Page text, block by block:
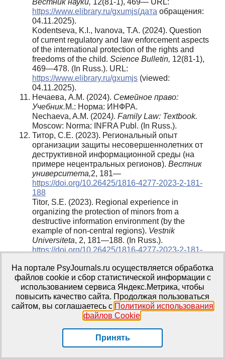
Вестник науки, 12(81-1), 469— URL:
https://www.elibrary.ru/gxumjs(дата обращения:
04.11.2025).
Kodentseva, K.I., Ivanova, T.A. (2024). Question
of current regulatory and law enforcement aspects
of the international protection of the rights and
freedoms of the child. Science Bulletin, 12(81-1),
469—478. (In Russ.). URL:
https://www.elibrary.ru/gxumjs (viewed:
04.11.2025).
Нечаева, А.М. (2024). Семейное право:
Учебник.М.: Норма: ИНФРА.
Nechaeva, A.M. (2024). Family Law: Textbook.
Moscow: Norma: INFRA Publ. (In Russ.).
Титор, С.Е. (2023). Региональный опыт
организации защиты несовершеннолетних от
деструктивной информационной среды (на
примере нецентральных регионов). Вестник
университета,2, 181—
https://doi.org/10.26425/1816-4277-2023-2-181-
188
Titor, S.E. (2023). Regional experience in
organizing the protection of minors from a
destructive information environment (by the
example of non-central regions). Vestnik
Universiteta, 2, 181—188. (In Russ.).
https://doi.org/10.26425/1816-4277-2023-2-181-
Тихая, Л.С. (2020). О некоторых аспектах
защиты прав детей.Вестник Санкт-
Петербургского университета МВД России
1(85), 66— https: //doi.org/10.35750/2071-8284-
2020-1-66-70.
Tihaya, L.S. (2020). On certain aspects of the
Petersburg University of the Ministry of Internal
Affairs of Russia, 1(85), 66—70. (In Russ.).
На портале PsyJournals.ru осуществляется обработка
файлов cookie и сбор статистической информации с
использованием сервиса Яндекс.Метрика, чтобы
повысить качество сайта. Продолжая пользоваться
сайтом, вы соглашаетесь с Политикой использования
файлов Cookie.
Принять